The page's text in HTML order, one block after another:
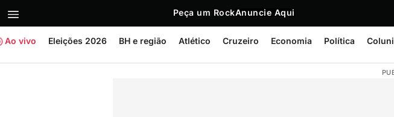
Peça um RockAnuncie Aqui
Ao vivo Eleições 2026 BH e região Atlético Cruzeiro Economia Política